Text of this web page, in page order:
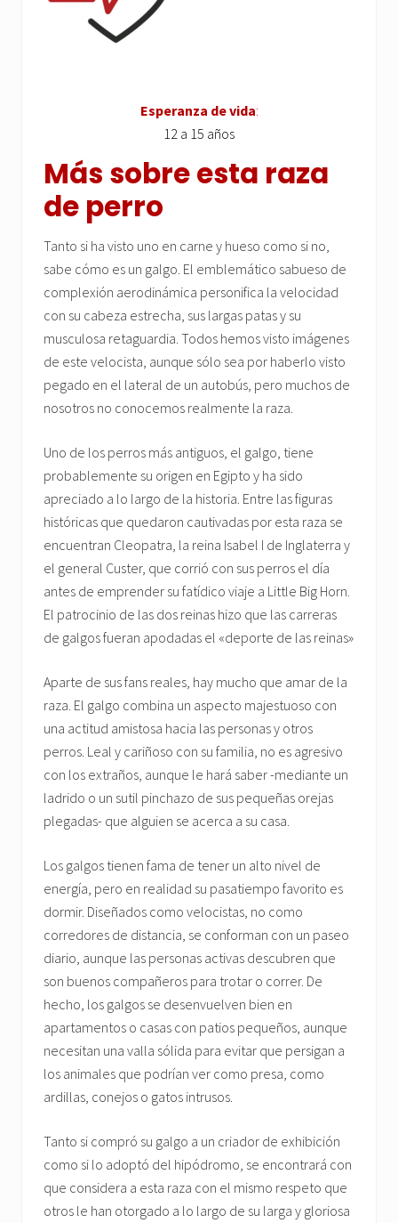
Esperanza de vida:
12 a 15 años
Más sobre esta raza
de perro
Tanto si ha visto uno en carne y hueso como si no,
sabe cómo es un galgo. El emblemático sabueso de
complexión aerodinámica personifica la velocidad
con su cabeza estrecha, sus largas patas y su
musculosa retaguardia. Todos hemos visto imágenes
de este velocista, aunque sólo sea por haberlo visto
pegado en el lateral de un autobús, pero muchos de
nosotros no conocemos realmente la raza.
Uno de los perros más antiguos, el galgo, tiene
probablemente su origen en Egipto y ha sido
apreciado a lo largo de la historia. Entre las figuras
históricas que quedaron cautivadas por esta raza se
encuentran Cleopatra, la reina Isabel I de Inglaterra y
el general Custer, que corrió con sus perros el día
antes de emprender su fatídico viaje a Little Big Horn.
El patrocinio de las dos reinas hizo que las carreras
de galgos fueran apodadas el «deporte de las reinas»
Aparte de sus fans reales, hay mucho que amar de la
raza. El galgo combina un aspecto majestuoso con
una actitud amistosa hacia las personas y otros
perros. Leal y cariñoso con su familia, no es agresivo
con los extraños, aunque le hará saber -mediante un
ladrido o un sutil pinchazo de sus pequeñas orejas
plegadas- que alguien se acerca a su casa.
Los galgos tienen fama de tener un alto nivel de
energía, pero en realidad su pasatiempo favorito es
dormir. Diseñados como velocistas, no como
corredores de distancia, se conforman con un paseo
diario, aunque las personas activas descubren que
son buenos compañeros para trotar o correr. De
hecho, los galgos se desenvuelven bien en
apartamentos o casas con patios pequeños, aunque
necesitan una valla sólida para evitar que persigan a
los animales que podrían ver como presa, como
ardillas, conejos o gatos intrusos.
Tanto si compró su galgo a un criador de exhibición
como si lo adoptó del hipódromo, se encontrará con
que considera a esta raza con el mismo respeto que
otros le han otorgado a lo largo de su larga y gloriosa